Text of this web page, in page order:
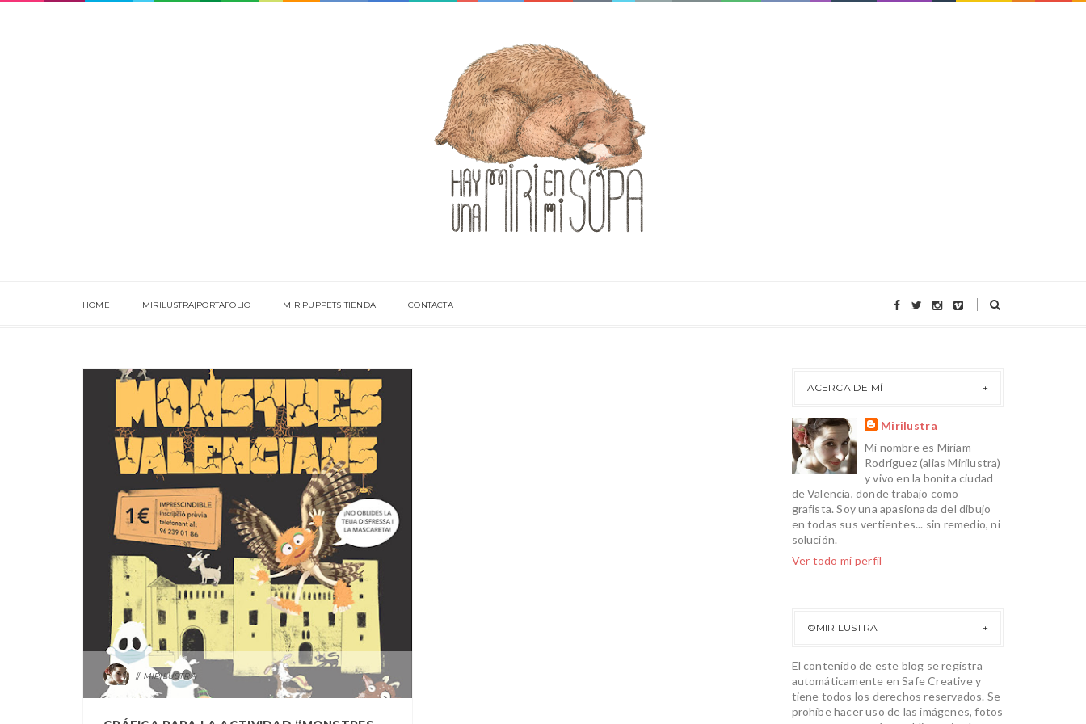
HOME MIRILUSTRA|PORTAFOLIO MIRIPUPPETS|TIENDA CONTACTA
MIRILUSTRA
ACERCA DE MÍ
Mirilustra
Mi nombre es Miriam
Rodríguez (alias Mirilustra)
y vivo en la bonita ciudad
de Valencia, donde trabajo como
grafista. Soy una apasionada del dibujo
en todas sus vertientes... sin remedio, ni
solución.
Ver todo mi perfil
©MIRILUSTRA
El contenido de este blog se registra
automáticamente en Safe Creative y
tiene todos los derechos reservados. Se
prohíbe hacer uso de las imágenes, fotos